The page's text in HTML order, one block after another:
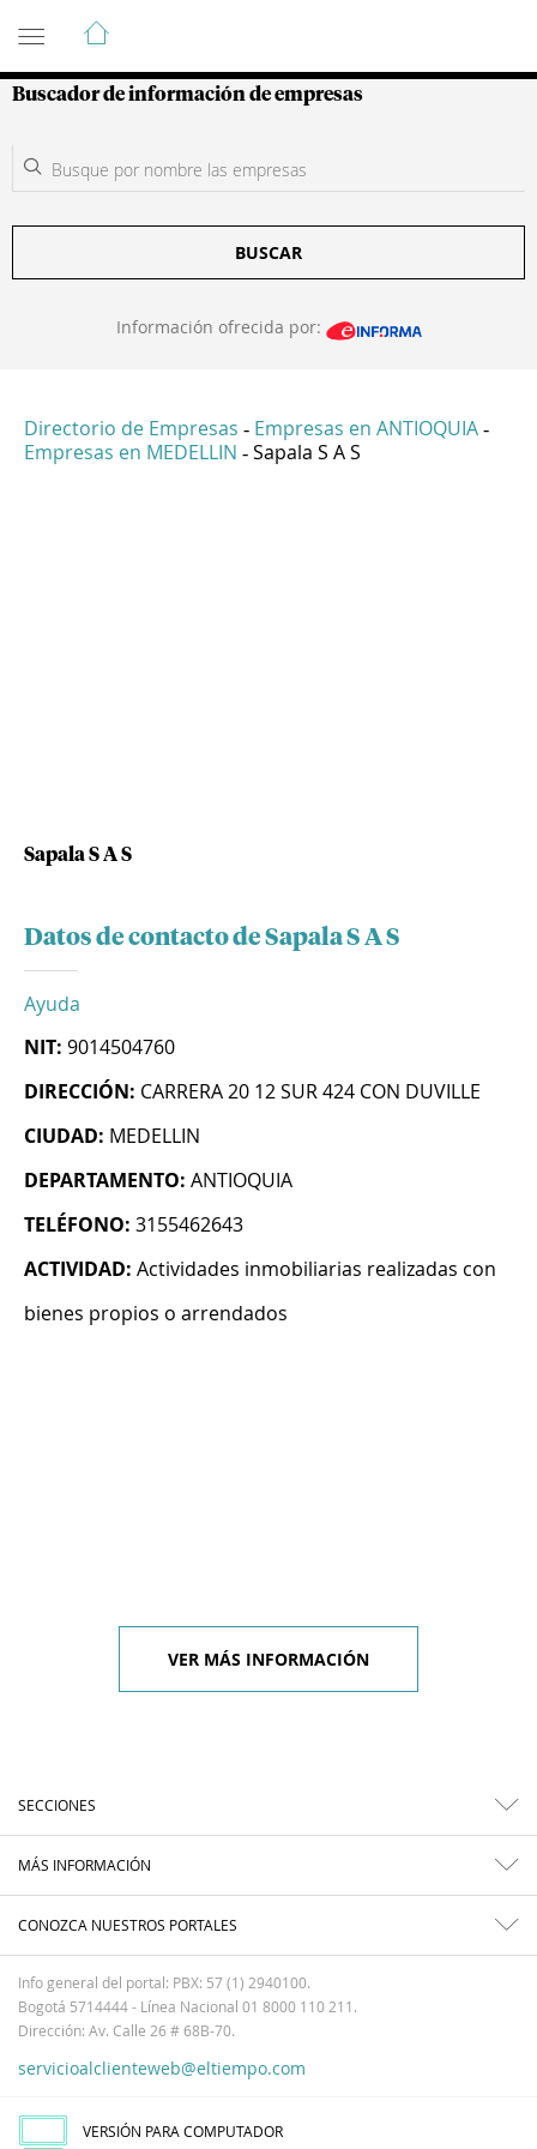
Guía de Empresas Colombianas
Buscador de información de empresas
BUSCAR
Información ofrecida por:
Directorio de Empresas - Empresas en ANTIOQUIA -
Empresas en MEDELLIN - Sapala S A S
Sapala S A S
Datos de contacto de Sapala S A S
Ayuda
NIT: 9014504760
DIRECCIÓN: CARRERA 20 12 SUR 424 CON DUVILLE
CIUDAD: MEDELLIN
DEPARTAMENTO: ANTIOQUIA
TELÉFONO: 3155462643
ACTIVIDAD: Actividades inmobiliarias realizadas con
bienes propios o arrendados
VER MÁS INFORMACIÓN
SECCIONES
MÁS INFORMACIÓN
CONOZCA NUESTROS PORTALES
Info general del portal: PBX: 57 (1) 2940100.
Bogotá 5714444 - Línea Nacional 01 8000 110 211.
Dirección: Av. Calle 26 # 68B-70.
servicioalclienteweb@eltiempo.com
VERSIÓN PARA COMPUTADOR